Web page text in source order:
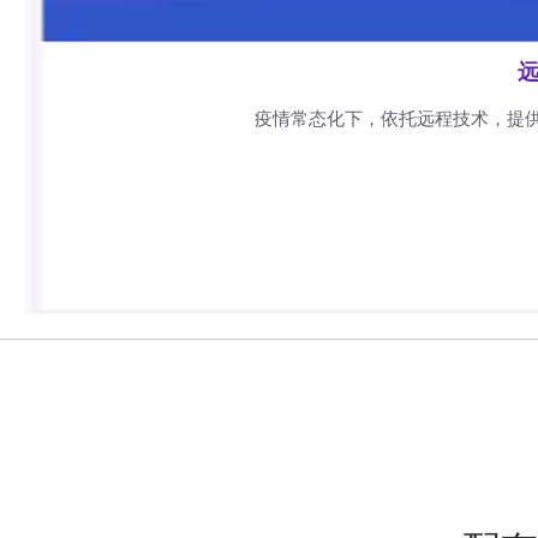
疫情常态化下，依托远程技术，提